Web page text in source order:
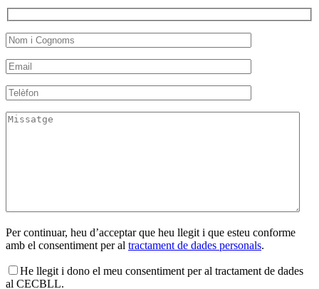
Per continuar, heu d’acceptar que heu llegit i que esteu conforme
amb el consentiment per al tractament de dades personals.
He llegit i dono el meu consentiment per al tractament de dades
al CECBLL.